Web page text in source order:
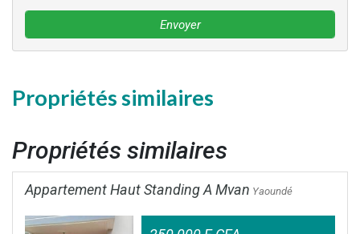
Envoyer
Propriétés similaires
Propriétés similaires
Appartement Haut Standing A Mvan Yaoundé